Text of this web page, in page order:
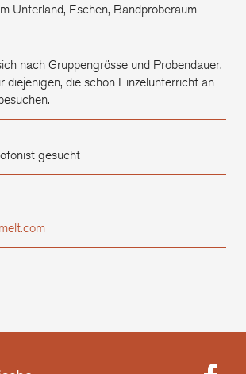
Unterland, Eschen, Bandproberaum
nach Gruppengrösse und Probendauer.
diejenigen, die schon Einzelunterricht an
gesucht